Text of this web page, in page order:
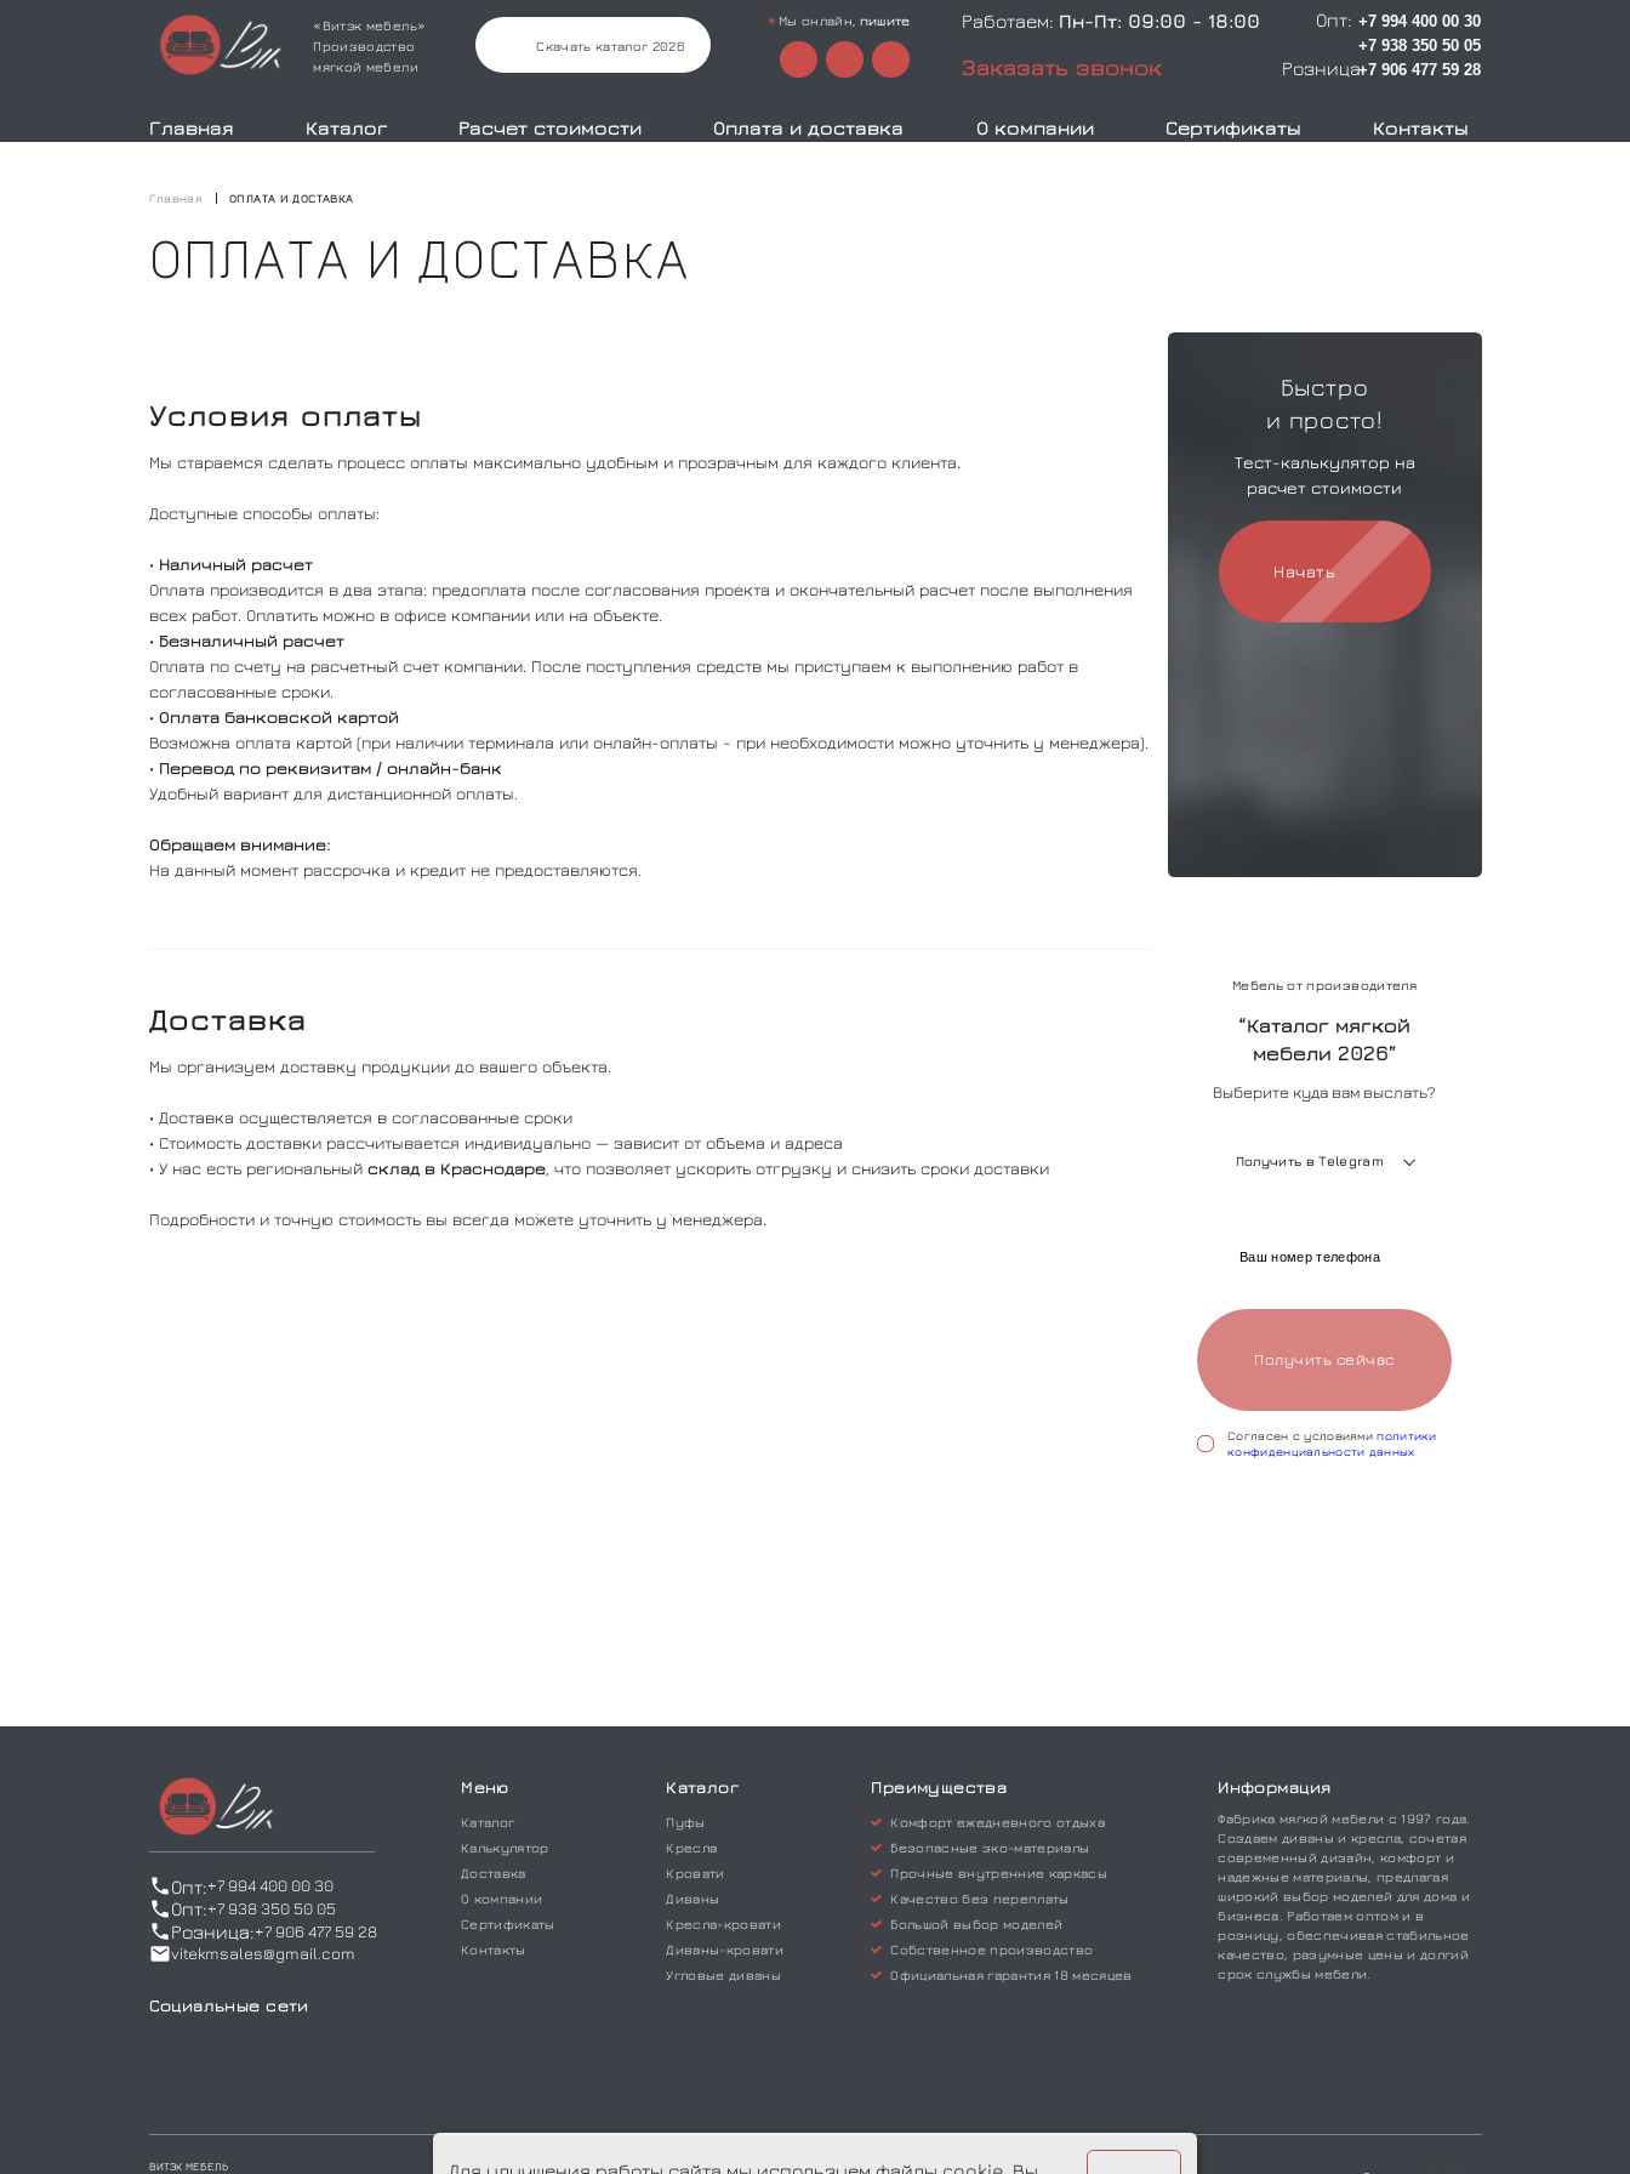
«Витэк мебель»
Производство
мягкой мебели
Скачать каталог 2026
Мы онлайн, пишите Работаем: Пн-Пт: 09:00 - 18:00
Заказать звонок
Опт: +7 994 400 00 30
+7 938 350 50 05
Розница:+7 906 477 59 28
Главная Каталог Расчет стоимости Оплата и доставка О компании Сертификаты Контакты
Главная ОПЛАТА И ДОСТАВКА
ОПЛАТА И ДОСТАВКА
Условия оплаты
Мы стараемся сделать процесс оплаты максимально удобным и прозрачным для каждого клиента.
Доступные способы оплаты:
• Наличный расчет
Оплата производится в два этапа: предоплата после согласования проекта и окончательный расчет после выполнения
всех работ. Оплатить можно в офисе компании или на объекте.
• Безналичный расчет
Оплата по счету на расчетный счет компании. После поступления средств мы приступаем к выполнению работ в
согласованные сроки.
• Оплата банковской картой
Возможна оплата картой (при наличии терминала или онлайн-оплаты - при необходимости можно уточнить у менеджера).
• Перевод по реквизитам / онлайн-банк
Удобный вариант для дистанционной оплаты.
Обращаем внимание:
На данный момент рассрочка и кредит не предоставляются.
Доставка
Мы организуем доставку продукции до вашего объекта.
• Доставка осуществляется в согласованные сроки
• Стоимость доставки рассчитывается индивидуально — зависит от объема и адреса
• У нас есть региональный склад в Краснодаре, что позволяет ускорить отгрузку и снизить сроки доставки
Подробности и точную стоимость вы всегда можете уточнить у менеджера.
Быстро
и просто!
Тест-калькулятор на
расчет стоимости
Начать
Мебель от производителя
“Каталог мягкой
мебели 2026”
Выберите куда вам выслать?
Получить в Telegram
Получить сейчас
Cогласен с условиямиполитики
конфиденциальности данных
Опт:+7 994 400 00 30
Опт:+7 938 350 50 05
Розница:+7 906 477 59 28
vitekmsales@gmail.com
Социальные сети
Меню
Каталог
Калькулятор
Доставка
О компании
Сертификаты
Контакты
Каталог
Пуфы
Кресла
Кровати
Диваны
Кресла-кровати
Диваны-кровати
Угловые диваны
Преимущества
Комфорт ежедневного отдыха
Безопасные эко-материалы
Прочные внутренние каркасы
Качество без переплаты
Большой выбор моделей
Собственное производство
Официальная гарантия 18 месяцев
Информация
Фабрика мягкой мебели с 1997 года.
Создаем диваны и кресла, сочетая
современный дизайн, комфорт и
надежные материалы, предлагая
широкий выбор моделей для дома и
бизнеса. Работаем оптом и в
розницу, обеспечивая стабильное
качество, разумные цены и долгий
срок службы мебели.
ВИТЭК МЕБЕЛЬ